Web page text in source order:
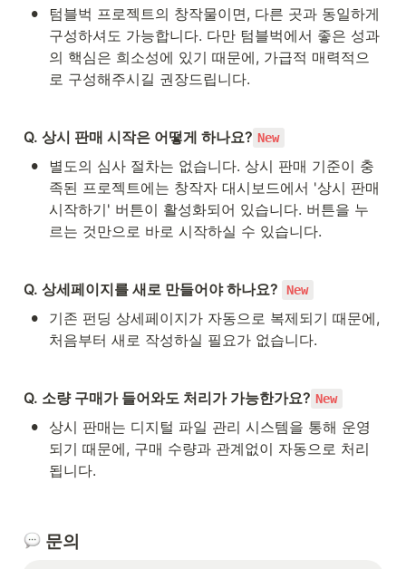
•
텀블벅 프로젝트의 창작물이면, 다른 곳과 동일하게
구성하셔도 가능합니다. 다만 텀블벅에서 좋은 성과
의 핵심은 희소성에 있기 때문에, 가급적 매력적으
로 구성해주시길 권장드립니다.
Q. 상시 판매 시작은 어떻게 하나요? New
•
별도의 심사 절차는 없습니다. 상시 판매 기준이 충
족된 프로젝트에는 창작자 대시보드에서 '상시 판매
시작하기' 버튼이 활성화되어 있습니다. 버튼을 누
르는 것만으로 바로 시작하실 수 있습니다.
Q. 상세페이지를 새로 만들어야 하나요? New
•
기존 펀딩 상세페이지가 자동으로 복제되기 때문에,
처음부터 새로 작성하실 필요가 없습니다.
Q. 소량 구매가 들어와도 처리가 가능한가요? New
•
상시 판매는 디지털 파일 관리 시스템을 통해 운영
되기 때문에, 구매 수량과 관계없이 자동으로 처리
됩니다.
문의